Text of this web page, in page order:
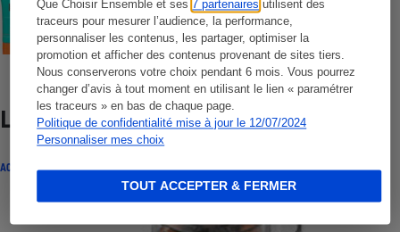
Que Choisir Ensemble et ses7 partenaires utilisent des
traceurs pour mesurer l’audience, la performance,
personnaliser les contenus, les partager, optimiser la
promotion et afficher des contenus provenant de sites tiers.
Nous conserverons votre choix pendant 6 mois. Vous pourrez
changer d’avis à tout moment en utilisant le lien « paramétrer
les traceurs » en bas de chaque page.
Politique de confidentialité mise à jour le 12/07/2024
Personnaliser mes choix
TOUT ACCEPTER & FERMER
Crèmes solaires visage - Le protocole
Lire aussi
ACTUALITÉ